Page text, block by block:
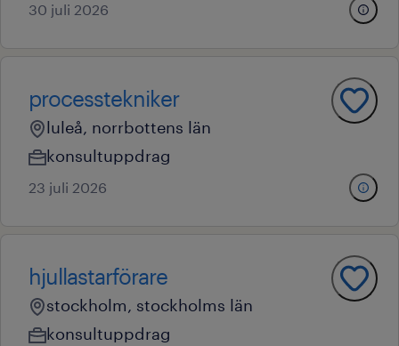
30 juli 2026
processtekniker
luleå, norrbottens län
konsultuppdrag
23 juli 2026
hjullastarförare
stockholm, stockholms län
konsultuppdrag